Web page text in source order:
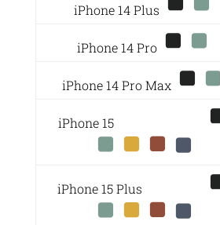
iPhone 14 Plus
iPhone 14 Pro
iPhone 14 Pro Max
iPhone 15
iPhone 15 Plus